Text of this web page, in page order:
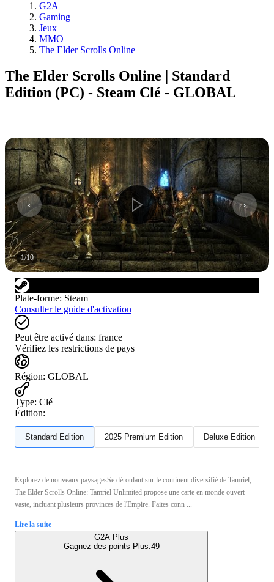
G2A
Gaming
Jeux
MMO
The Elder Scrolls Online
The Elder Scrolls Online | Standard
Edition (PC) - Steam Clé - GLOBAL
1/10
Plate-forme: Steam
Consulter le guide d'activation
Peut être activé dans: france
Vérifiez les restrictions de pays
Région: GLOBAL
Type: Clé
Édition:
Standard Edition 2025 Premium Edition Deluxe Edition
Explorez de nouveaux paysagesSe déroulant sur le continent diversifié de Tamriel,
The Elder Scrolls Online: Tamriel Unlimited propose une carte en monde ouvert
vaste, incluant plusieurs provinces de l'Empire. Faites conn ...
Lire la suite
G2A Plus
Gagnez des points Plus:49